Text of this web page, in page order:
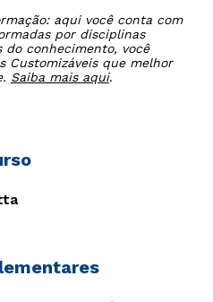
aqui você conta com
por disciplinas
do conhecimento, você
Customizáveis que melhor
Saiba mais aqui.